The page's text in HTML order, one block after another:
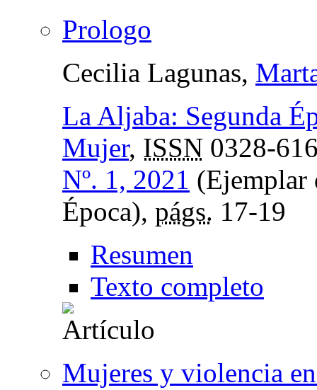
Prologo
Cecilia Lagunas,
La Aljaba: Segunda
Mujer, ISSN 0328-
Nº. 1, 2021 (Ejemplar
Época), págs. 17-19
Resumen
Texto completo
Mujeres y violencia